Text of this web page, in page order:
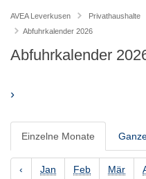
AVEA Leverkusen Privathaushalte
Abfuhrkalender 2026
Abfuhrkalender
›
Einzelne Monate
‹ Jan Feb Mär